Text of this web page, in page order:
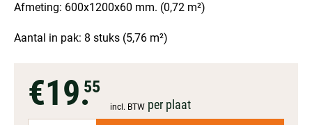
Afmeting: 600x1200x60 mm. (0,72 m²)
Aantal in pak: 8 stuks (5,76 m²)
€19.55
incl. BTW per plaat